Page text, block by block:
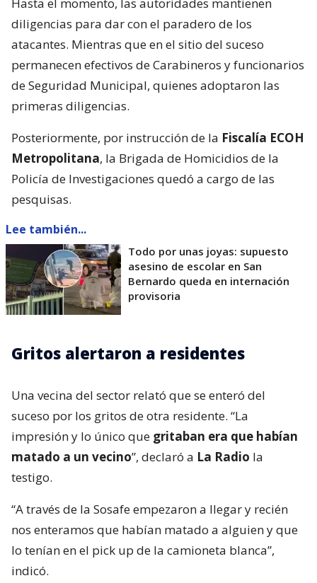
diligencias para dar con el paradero de los
atacantes. Mientras que en el sitio del suceso
permanecen efectivos de Carabineros y funcionarios
de Seguridad Municipal, quienes adoptaron las
primeras diligencias.
Posteriormente, por instrucción de la Fiscalía ECOH
Metropolitana, la Brigada de Homicidios de la
Policía de Investigaciones quedó a cargo de las
pesquisas.
Lee también...
Todo por unas joyas: supuesto
asesino de escolar en San
Bernardo queda en internación
provisoria
Gritos alertaron a residentes
Una vecina del sector relató que se enteró del
suceso por los gritos de otra residente. “La
impresión y lo único que gritaban era que habían
matado a un vecino”, declaró a La Radio la
testigo.
“A través de la Sosafe empezaron a llegar y recién
nos enteramos que habían matado a alguien y que
lo tenían en el pick up de la camioneta blanca”,
indicó.